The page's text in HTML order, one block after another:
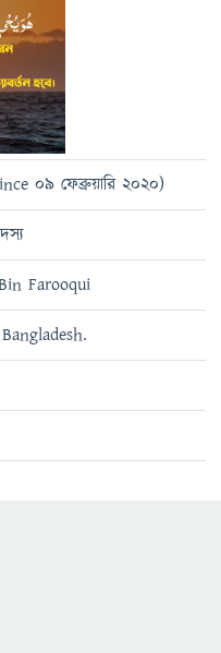
09 ফেব্রুয়ারি 2020)
Farooqui